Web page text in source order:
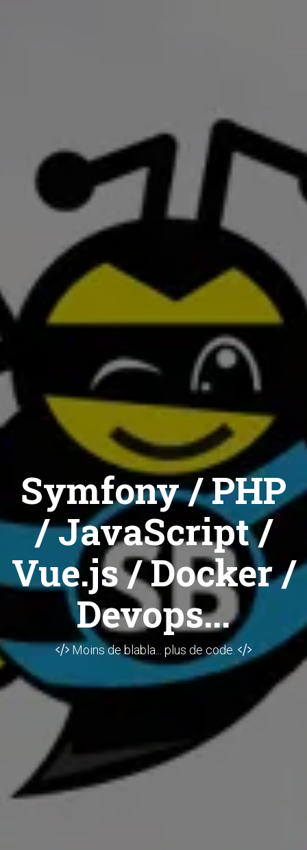
Symfony / PHP
/ JavaScript /
Vue.js / Docker /
Devops...
Moins de blabla... plus de code.